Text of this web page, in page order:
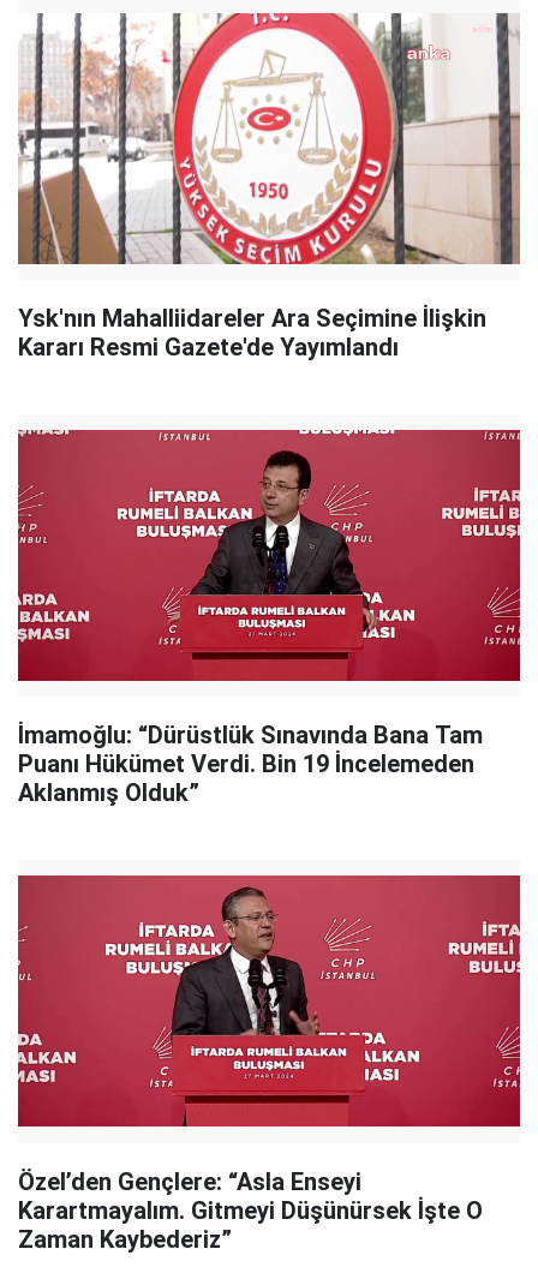
Ysk'nın Mahalliidareler Ara Seçimine İlişkin
Kararı Resmi Gazete'de Yayımlandı
İmamoğlu: “Dürüstlük Sınavında Bana Tam
Puanı Hükümet Verdi. Bin 19 İncelemeden
Aklanmış Olduk”
Özel’den Gençlere: “Asla Enseyi
Karartmayalım. Gitmeyi Düşünürsek İşte O
Zaman Kaybederiz”